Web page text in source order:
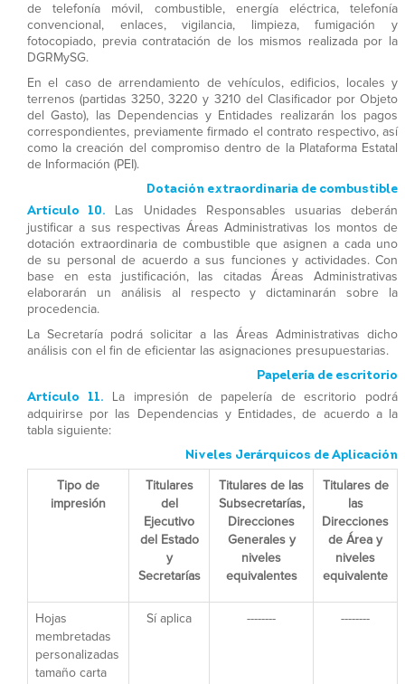
de telefonía móvil, combustible, energía eléctrica, telefonía
convencional, enlaces, vigilancia, limpieza, fumigación y
fotocopiado, previa contratación de los mismos realizada por la
DGRMySG.
En el caso de arrendamiento de vehículos, edificios, locales y
terrenos (partidas 3250, 3220 y 3210 del Clasificador por Objeto
del Gasto), las Dependencias y Entidades realizarán los pagos
correspondientes, previamente firmado el contrato respectivo, así
como la creación del compromiso dentro de la Plataforma Estatal
de Información (PEI).
Dotación extraordinaria de combustible
Artículo 10. Las Unidades Responsables usuarias deberán
justificar a sus respectivas Áreas Administrativas los montos de
dotación extraordinaria de combustible que asignen a cada uno
de su personal de acuerdo a sus funciones y actividades. Con
base en esta justificación, las citadas Áreas Administrativas
elaborarán un análisis al respecto y dictaminarán sobre la
procedencia.
La Secretaría podrá solicitar a las Áreas Administrativas dicho
análisis con el fin de eficientar las asignaciones presupuestarias.
Papelería de escritorio
Artículo 11. La impresión de papelería de escritorio podrá
adquirirse por las Dependencias y Entidades, de acuerdo a la
tabla siguiente:
Niveles Jerárquicos de Aplicación
Tipo de
impresión
Titulares
del
Ejecutivo
del Estado
y
Secretarías
Titulares de las
Subsecretarías,
Direcciones
Generales y
niveles
equivalentes
Titulares de
las
Direcciones
de Área y
niveles
equivalente
Hojas
membretadas
personalizadas
tamaño carta
Sí aplica -------- --------